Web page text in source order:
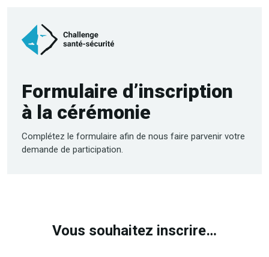
Formulaire d’inscription
à la cérémonie
Complétez le formulaire afin de nous faire parvenir votre
demande de participation.
Vous souhaitez inscrire…